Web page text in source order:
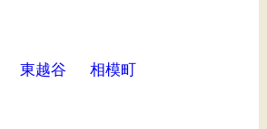
東越谷 相模町